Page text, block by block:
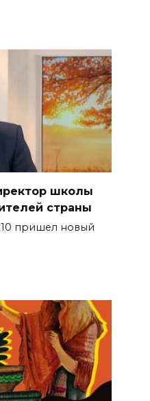
школы
страны
пришел новый